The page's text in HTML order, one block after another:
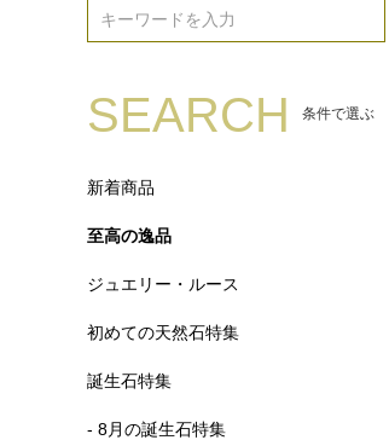
SEARCH 条件で選ぶ
新着商品
至高の逸品
ジュエリー・ルース
初めての天然石特集
誕生石特集
- 8月の誕生石特集